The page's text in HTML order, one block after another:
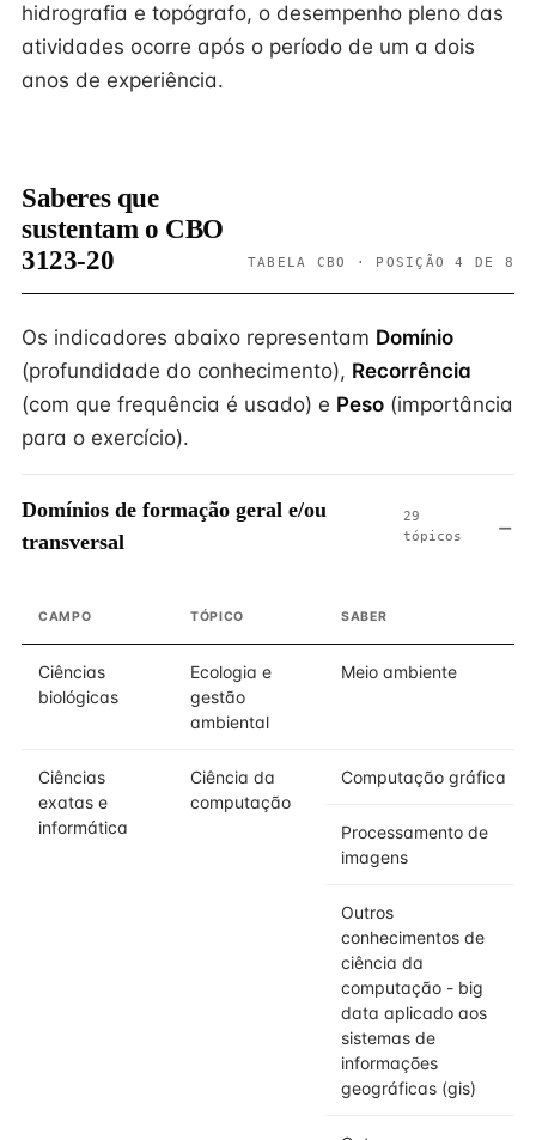
hidrografia e topógrafo, o desempenho pleno das
atividades ocorre após o período de um a dois
anos de experiência.
Saberes que
sustentam o CBO
3123-20
TABELA CBO · POSIÇÃO 4 DE 8
Os indicadores abaixo representam Domínio
(profundidade do conhecimento), Recorrência
(com que frequência é usado) e Peso (importância
para o exercício).
Domínios de formação geral e/ou
transversal
29
tópicos
CAMPO TÓPICO SABER
Ciências
biológicas
Ecologia e
gestão
ambiental
Meio ambiente
Ciências
exatas e
informática
Ciência da
computação
Computação gráfica
Processamento de
imagens
Outros
conhecimentos de
ciência da
computação - big
data aplicado aos
sistemas de
informações
geográficas (gis)